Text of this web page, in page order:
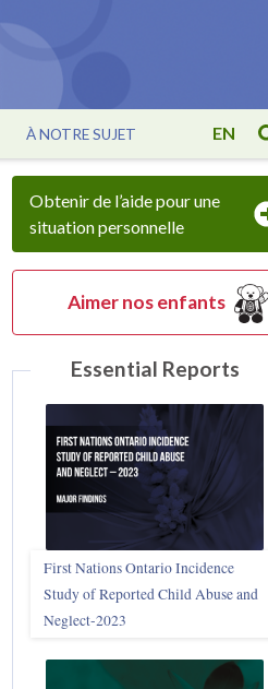
À NOTRE SUJET EN
Obtenir de l’aide pour une
situation personnelle
Aimer nos enfants
Essential Reports
First Nations Ontario Incidence
Study of Reported Child Abuse and
Neglect‑2023